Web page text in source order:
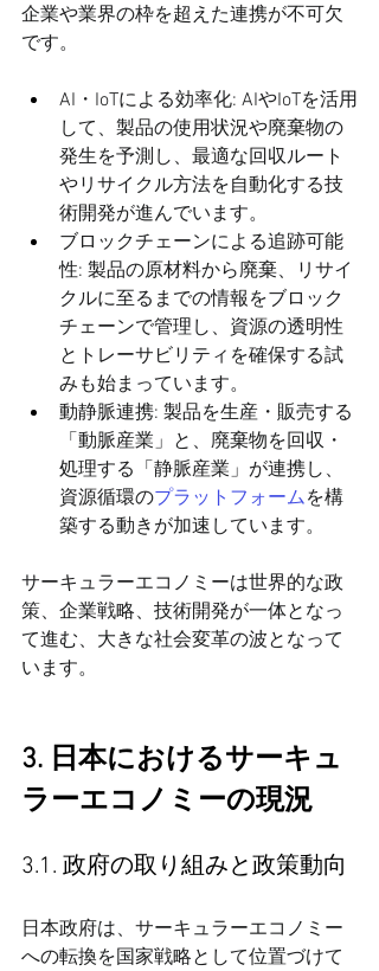
企業や業界の枠を超えた連携が不可欠
です。
AI・IoTによる効率化: AIやIoTを活用
して、製品の使用状況や廃棄物の
発生を予測し、最適な回収ルート
やリサイクル方法を自動化する技
術開発が進んでいます。
ブロックチェーンによる追跡可能
性: 製品の原材料から廃棄、リサイ
クルに至るまでの情報をブロック
チェーンで管理し、資源の透明性
とトレーサビリティを確保する試
みも始まっています。
動静脈連携: 製品を生産・販売する
「動脈産業」と、廃棄物を回収・
処理する「静脈産業」が連携し、
資源循環のプラットフォームを構
築する動きが加速しています。
サーキュラーエコノミーは世界的な政
策、企業戦略、技術開発が一体となっ
て進む、大きな社会変革の波となって
います。
3. 日本におけるサーキュ
ラーエコノミーの現況
3.1. 政府の取り組みと政策動向
日本政府は、サーキュラーエコノミー
への転換を国家戦略として位置づけて